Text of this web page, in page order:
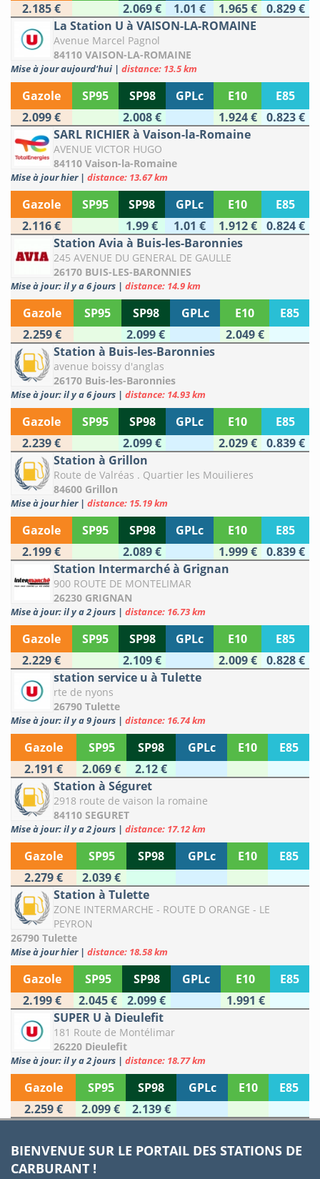
2.185 €
2.069 € 1.01 € 1.965 €
0.829 €
La Station U à VAISON-LA-ROMAINE
Avenue Marcel Pagnol
84110 VAISON-LA-ROMAINE
Mise à jour aujourd'hui | distance: 13.5 km
Gazole SP95 SP98 GPLc E10
E85
2.099 €
2.008 € 1.924 €
0.823 €
SARL RICHIER à Vaison-la-Romaine
AVENUE VICTOR HUGO
84110 Vaison-la-Romaine
Mise à jour hier | distance: 13.67 km
Gazole SP95 SP98 GPLc E10
E85
2.116 €
1.99 € 1.01 € 1.912 €
0.824 €
Station Avia à Buis-les-Baronnies
245 AVENUE DU GENERAL DE GAULLE
26170 BUIS-LES-BARONNIES
Mise à jour: il y a 6 jours | distance: 14.9 km
Gazole SP95 SP98 GPLc E10
E85
2.259 €
2.099 €
2.049 €
Station à Buis-les-Baronnies
avenue boissy d'anglas
26170 Buis-les-Baronnies
Mise à jour: il y a 6 jours | distance: 14.93 km
Gazole SP95 SP98 GPLc E10
E85
2.239 €
2.099 € 2.029 €
0.839 €
Station à Grillon
Route de Valréas . Quartier les Mouilieres
84600 Grillon
Mise à jour hier | distance: 15.19 km
Gazole SP95 SP98 GPLc E10
E85
2.199 €
2.089 € 1.999 €
0.839 €
Station Intermarché à Grignan
900 ROUTE DE MONTELIMAR
26230 GRIGNAN
Mise à jour: il y a 2 jours | distance: 16.73 km
Gazole SP95 SP98 GPLc E10
E85
2.229 €
2.109 € 2.009 €
0.828 €
station service u à Tulette
rte de nyons
26790 Tulette
Mise à jour: il y a 9 jours | distance: 16.74 km
Gazole SP95 SP98 GPLc E10
E85
2.191 €
2.069 €
2.12 €
Station à Séguret
2918 route de vaison la romaine
84110 SEGURET
Mise à jour: il y a 2 jours | distance: 17.12 km
Gazole SP95 SP98 GPLc E10
E85
2.279 €
2.039 €
Station à Tulette
ZONE INTERMARCHE - ROUTE D ORANGE - LE
PEYRON
26790 Tulette
Mise à jour hier | distance: 18.58 km
Gazole SP95 SP98 GPLc E10
E85
2.199 €
2.045 € 2.099 €
1.991 €
SUPER U à Dieulefit
181 Route de Montélimar
26220 Dieulefit
Mise à jour: il y a 2 jours | distance: 18.77 km
Gazole SP95 SP98 GPLc E10
E85
2.259 €
2.099 € 2.139 €
BIENVENUE SUR LE PORTAIL DES STATIONS DE
CARBURANT !